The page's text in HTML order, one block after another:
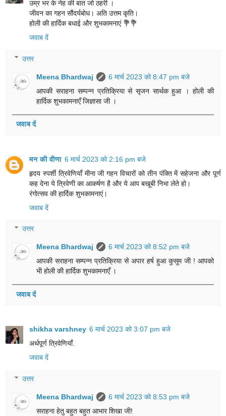
उम्र भर के नेह की बात जो ठहरी ।
जीवन का गहन सौंदर्यबोध। अति उत्तम कृति।
होली की हार्दिक बधाई और शुभकामनाएं 💐💐
जवाब दें
उत्तर
Meena Bhardwaj
6 मार्च 2023 को 8:47 pm बजे
आपकी सराहना सम्पन्न प्रतिक्रिया से सृजन सार्थक हुआ । होली की
हार्दिक शुभकामनाएँ जिज्ञासा जी ।
जवाब दें
मन की वीणा 6 मार्च 2023 को 2:16 pm बजे
हृदय स्पर्शी त्रिवेणियाँ मीना जी गहन विचारों को तीन पंक्ति में सहेजना और पूर्ण
कह देना ये त्रिवेणी का आकर्षण है और ये आप बखूबी निभा लेते हो।
रंगोत्सव की हार्दिक शुभकामनाएं।
जवाब दें
उत्तर
Meena Bhardwaj
6 मार्च 2023 को 8:52 pm बजे
आपकी सराहना सम्पन्न प्रतिक्रिया से अपार हर्ष हुआ कुसुम जी ! आपको
भी होली की हार्दिक शुभकामनाएँ ।
जवाब दें
shikha varshney 6 मार्च 2023 को 3:07 pm बजे
अर्थपूर्ण त्रिवेणियाँ.
जवाब दें
उत्तर
Meena Bhardwaj
6 मार्च 2023 को 8:53 pm बजे
सराहना हेतु बहुत बहुत आभार शिखा जी!